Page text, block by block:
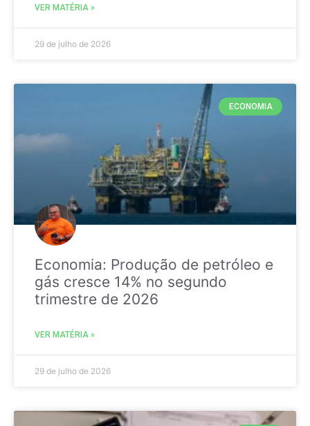
VER MATÉRIA »
29 de julho de 2026
ECONOMIA
Economia: Produção de petróleo e
gás cresce 14% no segundo
trimestre de 2026
VER MATÉRIA »
29 de julho de 2026